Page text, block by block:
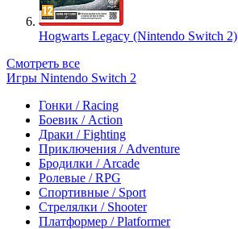
Hogwarts Legacy (Nintendo Switch 2)
Смотреть все
Игры Nintendo Switch 2
Гонки / Racing
Боевик / Action
Драки / Fighting
Приключения / Adventure
Бродилки / Arcade
Ролевые / RPG
Спортивные / Sport
Стрелялки / Shooter
Платформер / Platformer